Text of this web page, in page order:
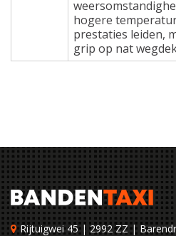
hogere
prestaties leiden,
grip op nat
Rijtuigwei 45 | 2992 ZZ |